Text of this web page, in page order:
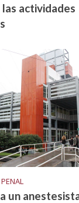
actividades
un